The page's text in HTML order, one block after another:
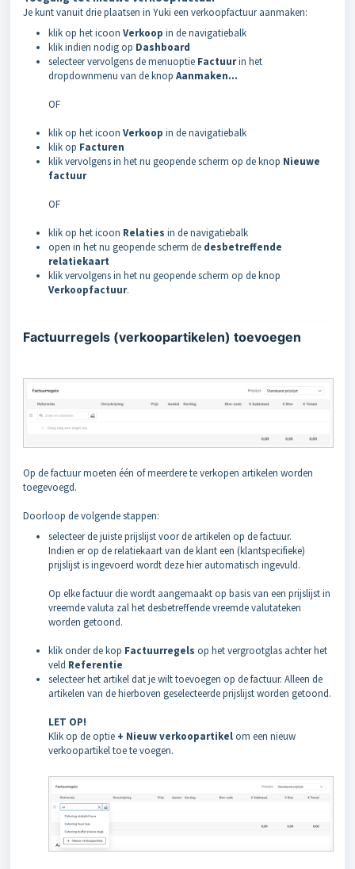
Je kunt vanuit drie plaatsen in Yuki een verkoopfactuur aanmaken:
klik op het icoon Verkoop in de navigatiebalk
klik indien nodig op Dashboard
selecteer vervolgens de menuoptie Factuurin het
dropdownmenu van de knop Aanmaken...
OF
klik op het icoon Verkoop in de navigatiebalk
klik op Facturen
klik vervolgens in het nu geopende scherm op de knop Nieuwe
factuur
OF
klik op het icoon Relaties in de navigatiebalk
open in het nu geopende scherm de desbetreffende
relatiekaart
klik vervolgens in het nu geopende scherm op de knop
Verkoopfactuur.
Factuurregels (verkoopartikelen) toevoegen
Op de factuur moeten één of meerdere te verkopen artikelen worden
toegevoegd.
Doorloop de volgende stappen:
selecteer de juiste prijslijst voor de artikelen op de factuur.
Indien er op de relatiekaart van de klant een (klantspecifieke)
prijslijst is ingevoerd wordt deze hier automatisch ingevuld.
Op elke factuur die wordt aangemaakt op basis van een prijslijst in
vreemde valuta zal het desbetreffende vreemde valutateken
worden getoond.
klik onder de kop Factuurregels op het vergrootglas achter het
veld Referentie
selecteer het artikel dat je wilt toevoegen op de factuur. Alleen de
artikelen van de hierboven geselecteerde prijslijst worden getoond.
LET OP!
Klik op de optie + Nieuw verkoopartikelom een nieuw
verkoopartikel toe te voegen.